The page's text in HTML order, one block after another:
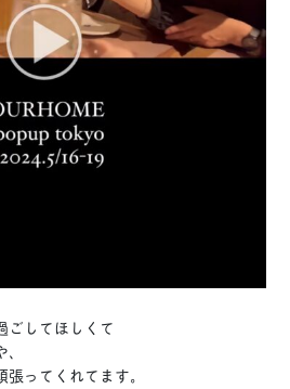
ごしてほしくて
ってくれてます。